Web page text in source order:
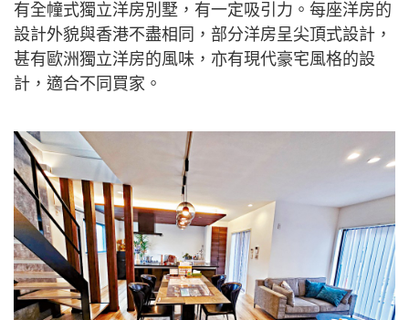
有全幢式獨立洋房別墅，有一定吸引力。每座洋房的
設計外貌與香港不盡相同，部分洋房呈尖頂式設計，
甚有歐洲獨立洋房的風味，亦有現代豪宅風格的設
計，適合不同買家。